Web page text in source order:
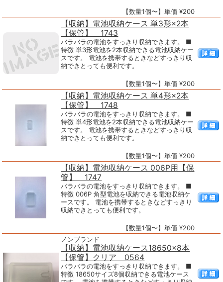
【数量1個〜】単価 ¥200
【収納】電池収納ケース 単3形×2本
【保管】 1743
バラバラの電池をすっきり収納できます。 ■
特徴 単3形電池を2本収納できる電池収納ケー
スです。 電池を携帯するときなどすっきり収
納できとっても便利です。
【数量1個〜】単価 ¥200
【収納】電池収納ケース 単4形×2本
【保管】 1748
バラバラの電池をすっきり収納できます。 ■
特徴 単4形電池を2本収納できる電池収納ケー
スです。 電池を携帯するときなどすっきり収
納できとっても便利です。
【数量1個〜】単価 ¥200
【収納】電池収納ケース 006P用【保
管】 1747
バラバラの電池をすっきり収納できます。 ■
特徴 006P 角型電池を収納できる電池収納ケ
ースです。 電池を携帯するときなどすっきり
収納できとっても便利です。
【数量1個〜】単価 ¥200
ノンブランド
【収納】電池収納ケース18650×8本
【保管】クリア 0564
バラバラの電池をすっきり収納できます。 ■
特徴 18650サイズ8個収納できる電池ケース